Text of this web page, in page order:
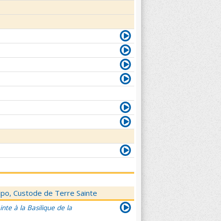
Custode de Terre Sainte
à la Basilique de la